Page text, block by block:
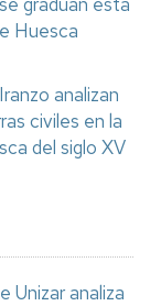
Huesca
analizan
civiles en la
del siglo XV
Unizar analiza